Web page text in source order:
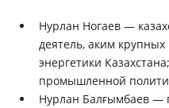
Нурлан Ногаев —
деятель, аким
энергетики
промышленной
Нурлан Балғымбаев —